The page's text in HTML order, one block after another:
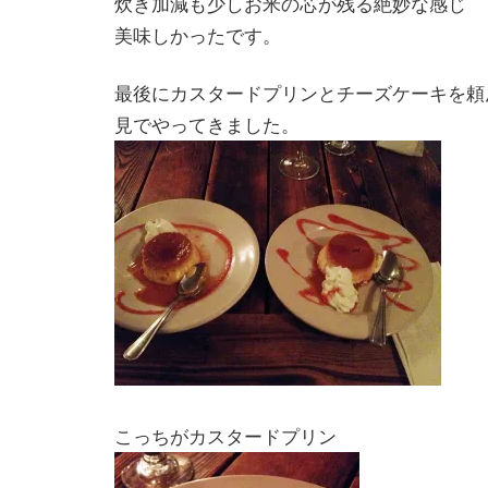
美味しかったです。
最後にカスタードプリンとチーズケーキを
見でやってきました。
こっちがカスタードプリン